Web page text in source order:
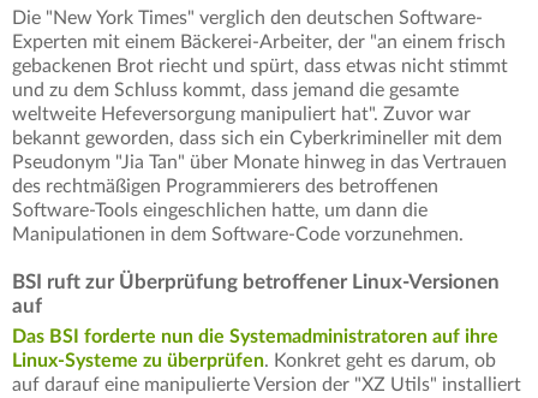
Die "New York Times" verglich den deutschen Software-
Experten mit einem Bäckerei-Arbeiter, der "an einem frisch
gebackenen Brot riecht und spürt, dass etwas nicht stimmt
und zu dem Schluss kommt, dass jemand die gesamte
weltweite Hefeversorgung manipuliert hat". Zuvor war
bekannt geworden, dass sich ein Cyberkrimineller mit dem
Pseudonym "Jia Tan" über Monate hinweg in das Vertrauen
des rechtmäßigen Programmierers des betroffenen
Software-Tools eingeschlichen hatte, um dann die
Manipulationen in dem Software-Code vorzunehmen.
BSI ruft zur Überprüfung betroffener Linux-Versionen
auf
Das BSI forderte nun die Systemadministratoren auf ihre
Linux-Systeme zu überprüfen. Konkret geht es darum, ob
auf darauf eine manipulierte Version der "XZ Utils" installiert